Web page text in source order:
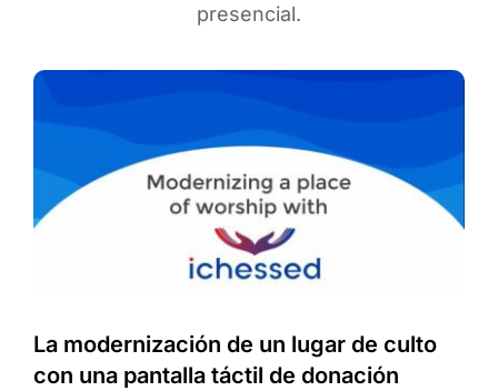
presencial.
La modernización de un lugar de culto
con una pantalla táctil de donación